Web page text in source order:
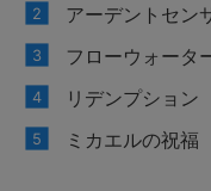
アーデントセン
フローウォータ
リデンプション
ミカエルの祝福